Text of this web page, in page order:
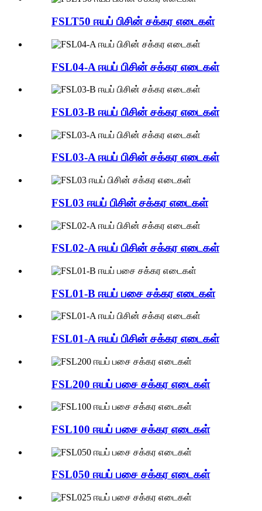
FSLT50 ஈயப் பிசின் சக்கர எடைகள்
FSL04-A ஈயப் பிசின் சக்கர எடைகள்
FSL03-B ஈயப் பிசின் சக்கர எடைகள்
FSL03-A ஈயப் பிசின் சக்கர எடைகள்
FSL03 ஈயப் பிசின் சக்கர எடைகள்
FSL02-A ஈயப் பிசின் சக்கர எடைகள்
FSL01-B ஈயப் பசை சக்கர எடைகள்
FSL01-A ஈயப் பிசின் சக்கர எடைகள்
FSL200 ஈயப் பசை சக்கர எடைகள்
FSL100 ஈயப் பசை சக்கர எடைகள்
FSL050 ஈயப் பசை சக்கர எடைகள்